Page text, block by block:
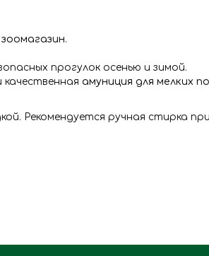
зоомагазин.
прогулок осенью и зимой.
амуниция для мелких
Рекомендуется ручная стирка